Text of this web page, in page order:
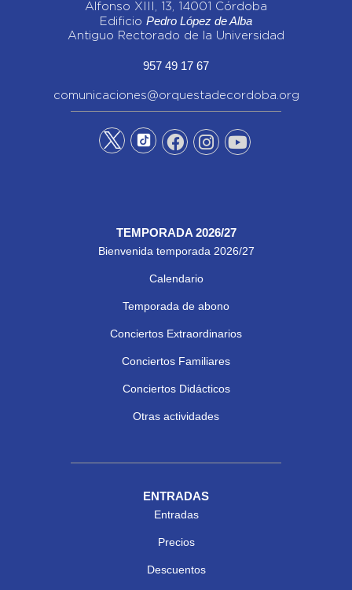
Alfonso XIII, 13, 14001 Córdoba
Edificio Pedro López de Alba
Antiguo Rectorado de la Universidad
957 49 17 67
comunicaciones@orquestadecordoba.org
TEMPORADA 2026/27
Bienvenida temporada 2026/27
Calendario
Temporada de abono
Conciertos Extraordinarios
Conciertos Familiares
Conciertos Didácticos
Otras actividades
ENTRADAS
Entradas
Precios
Descuentos